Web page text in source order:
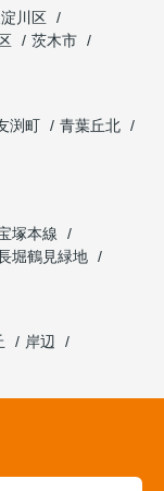
川区
茨木市
渕町
青葉丘北
塚本線
堀鶴見緑地
岸辺